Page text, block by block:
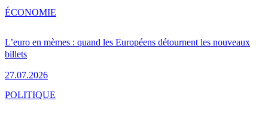
L’euro en mèmes : quand les Européens détournent les nouveaux
billets
27.07.2026
ÉCONOMIE
POLITIQUE